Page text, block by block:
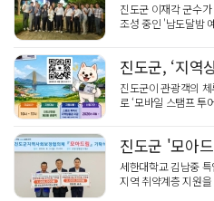
진도군 이재각 군수
조성 중인 '남도달밤
진도군이 관광객의
로 ‘모바일 스탬프
세한대학교 김남중
지역 취약계층 지원